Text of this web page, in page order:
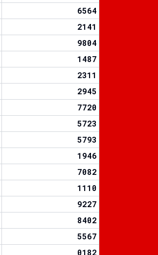
6564
2141
9804
1487
2311
2945
7720
5723
5793
1946
7082
1110
9227
8402
5567
0182